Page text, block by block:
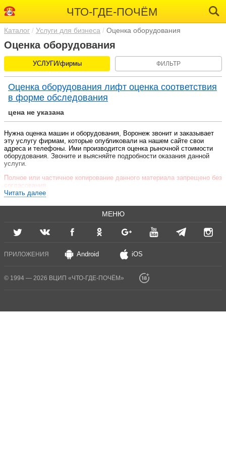
ЧТО-ГДЕ-ПОЧЁМ
Каталог Услуги для бизнеса Оценка оборудования
Оценка оборудования
УСЛУГИ/фирмы ФИЛЬТР
Оценка оборудования лифт оценка соответствия
в форме обследования
цена не указана
Нужна оценка машин и оборудования, Воронеж звонит и заказывает
эту услугу фирмам, которые опубликовали на нашем сайте свои
адреса и телефоны. Ими производится оценка рыночной стоимости
оборудования. Звоните и выясняйте подробности оказания данной
услуги.
Полное или частичное копирование данного материала запрещено без
согласования.
Читать далее
МЕНЮ
ПРИЛОЖЕНИЯ Android iOS
© 1994 — 2026 ВЦИП «ЧТО-ГДЕ-ПОЧЁМ»